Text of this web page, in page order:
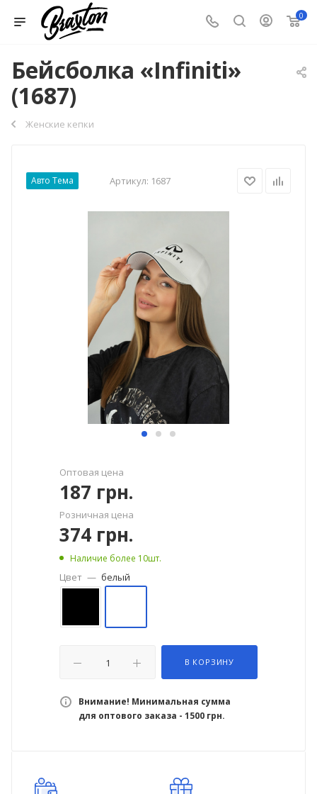
0
Бейсболка «Infiniti»
(1687)
Женские кепки
Авто Тема Артикул: 1687
Оптовая цена
187 грн.
Розничная цена
374 грн.
Наличие более 10шт.
Цвет — белый
В КОРЗИНУ
Внимание! Минимальная сумма
для оптового заказа - 1500 грн.